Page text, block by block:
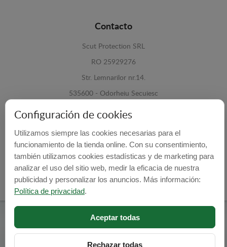
Contacto
Scut Protection SRL
RO 25929276
Str. Lemnarilor nr.14.
535600 - Odorheiu Secuiesc
Harghita, Romania
E-mail: info@cubrecarter.com
Site: www.cubrecarter.com
Cubre Carter -© 2026
Configuración de cookies
Utilizamos siempre las cookies necesarias para el
funcionamiento de la tienda online. Con su consentimiento,
también utilizamos cookies estadísticas y de marketing para
analizar el uso del sitio web, medir la eficacia de nuestra
publicidad y personalizar los anuncios. Más información:
Política de privacidad.
Aceptar todas
Rechazar todas